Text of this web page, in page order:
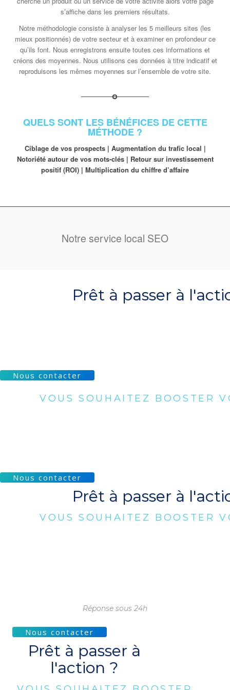
s’affiche dans les premiers résultats.
Notre méthodologie consiste à analyser les 5 meilleurs sites (les
mieux positionnés) de votre secteur et à examiner en profondeur ce
qu’ils font. Nous enregistrons ensuite toutes ces informations et
créons des moyennes. Nous utilisons ces données à titre indicatif et
reproduisons les mêmes moyennes sur l’ensemble de votre site.
QUELS SONT LES BÉNÉFICES DE CETTE
MÉTHODE ?
Ciblage de vos prospects | Augmentation du trafic local |
Notoriété autour de vos mots-clés | Retour sur investissement
positif (ROI) | Multiplication du chiffre d’affaire
Notre service local SEO
Prêt à passer à
Nous contacter
VOUS SOUHAITEZ BOOSTER
Nous contacter
Prêt à passer à
VOUS SOUHAITEZ BOOSTER
Réponse sous 24h
Nous contacter
Prêt à passer à
l'action ?